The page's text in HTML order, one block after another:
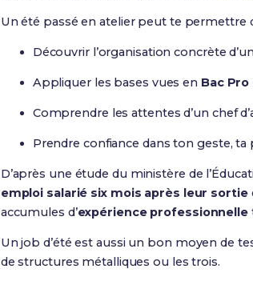
Un été passé en atelier peut te permettre
Découvrir l’organisation concrète
Appliquer les bases vues en Bac Pro
Comprendre les attentes d’un chef
Prendre confiance dans ton geste,
D’après une étude du ministère de
emploi salarié six mois après leur sortie
accumules d’expérience professionnelle
Un job d’été est aussi un bon moyen de
de structures métalliques ou les trois.